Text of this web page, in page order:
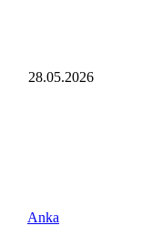
28.05.2026
Anka